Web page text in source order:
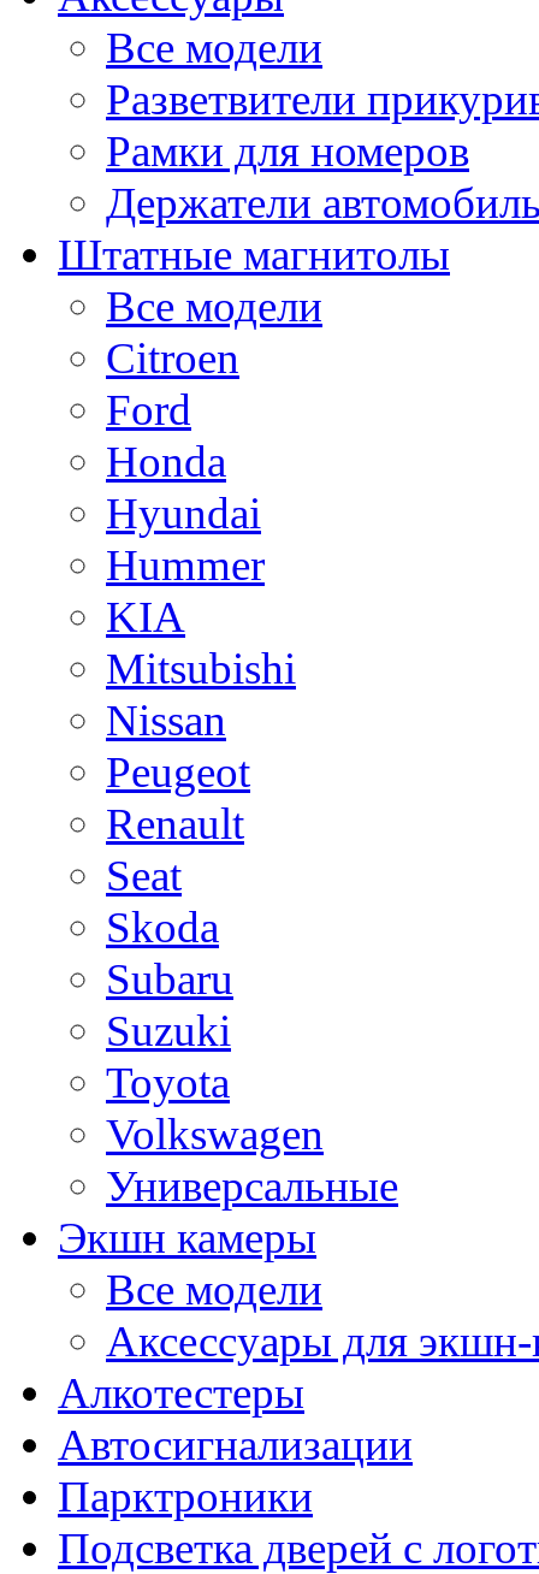
Все модели
Разветвители
Рамки для номеров
Держатели
Штатные магнитолы
Все модели
Citroen
Ford
Honda
Hyundai
Hummer
KIA
Mitsubishi
Nissan
Peugeot
Renault
Seat
Skoda
Subaru
Suzuki
Toyota
Volkswagen
Универсальные
Экшн камеры
Все модели
Аксессуары для
Алкотестеры
Автосигнализации
Парктроники
Подсветка дверей с